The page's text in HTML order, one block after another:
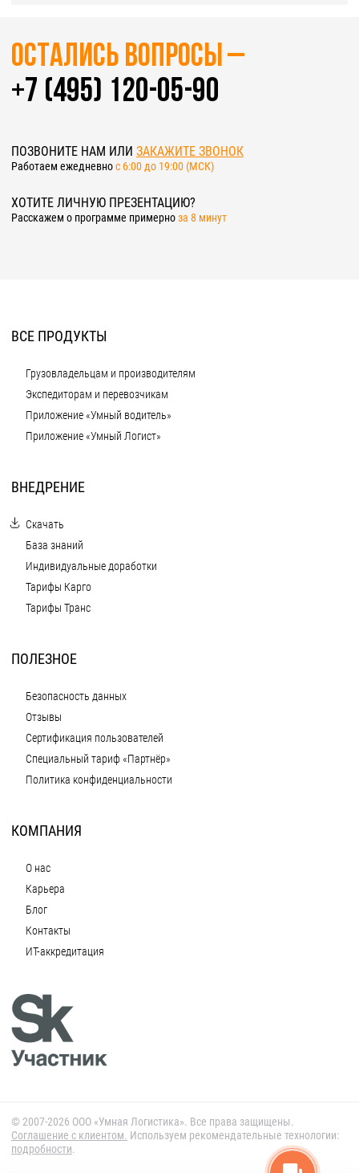
Остались вопросы –
+7 (495) 120-05-90
ПОЗВОНИТЕ НАМ ИЛИ ЗАКАЖИТЕ ЗВОНОК
Работаем ежедневноc 6:00 до 19:00 (МСК)
ХОТИТЕ ЛИЧНУЮ ПРЕЗЕНТАЦИЮ?
Расскажем о программе примерноза 8 минут
ВСЕ ПРОДУКТЫ
Грузовладельцам и производителям
Экспедиторам и перевозчикам
Приложение «Умный водитель»
Приложение «Умный Логист»
ВНЕДРЕНИЕ
Скачать
База знаний
Индивидуальные доработки
Тарифы Карго
Тарифы Транс
ПОЛЕЗНОЕ
Безопасность данных
Отзывы
Сертификация пользователей
Специальный тариф «Партнёр»
Политика конфиденциальности
КОМПАНИЯ
О нас
Карьера
Блог
Контакты
ИТ-аккредитация
© 2007-2026 ООО «Умная Логистика». Все права защищены.
Cоглашение с клиентом. Используем рекомендательные технологии:
подробности.